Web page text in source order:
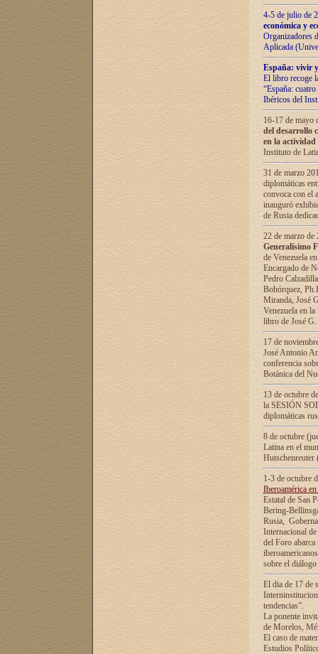
4-5 de julio de
económica y
Organizadores
Aplicada
España: vivir
El libro recoge
“España:
Ibéricos del
16-17 de mayo
del desarrollo
en la
Instituto de
31 de marzo
diplomáticas
convoca con el
inauguró
de Rusia
22 de marzo
Generalísimo
de Venezuela
Encargado de
Pedro
Bohórquez,
Miranda, José
Venezuela en
libro de José
17 de
José Antonio
conferencia
Botánica del
13 de octubre
la SESIÓN
diplomáticas
8 de octubre
Latina en el
1-3 de octubre
Iberoamérica
Estatal de San
Bering-
Rusia,
Internacional
del Foro
sobre el
El dia de 17 de
tendencias”.
La ponente
de Morelos,
El caso de
Estudios